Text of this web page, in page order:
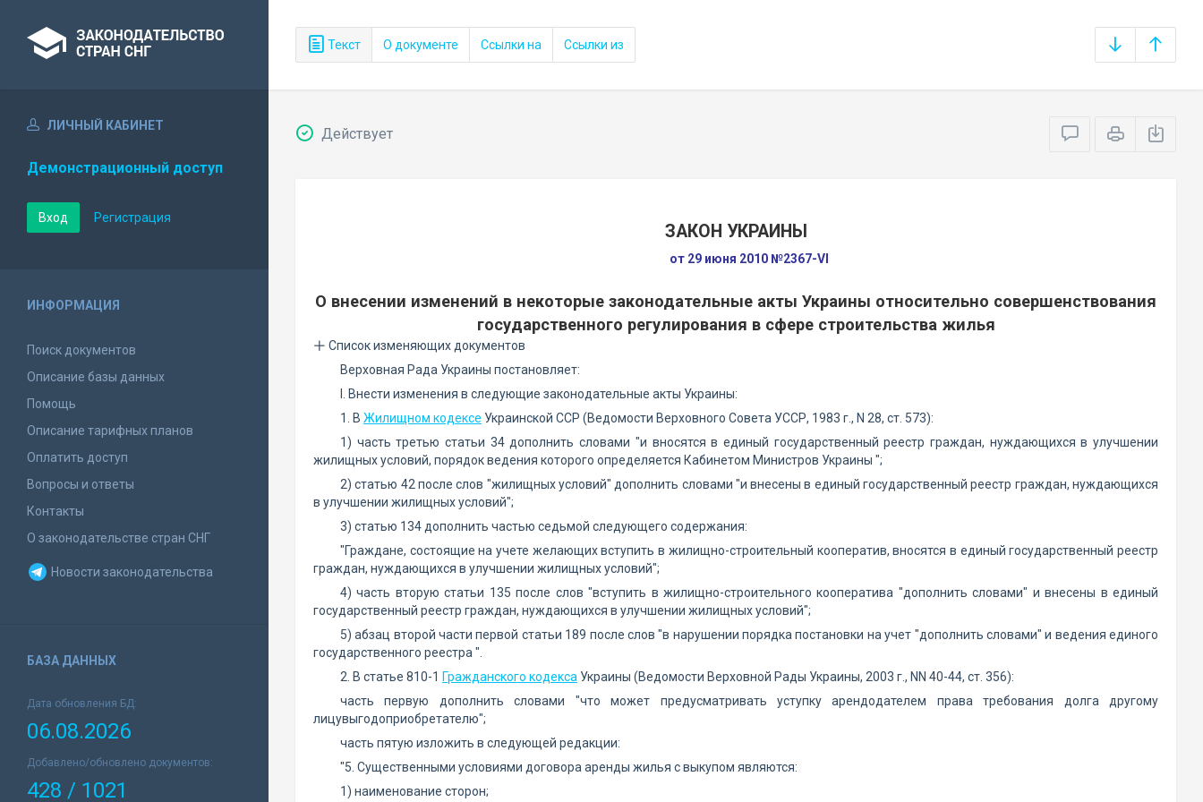
Текст О документе Ссылки на Ссылки из
ЛИЧНЫЙ КАБИНЕТ
Демонстрационный доступ
Вход Регистрация
ИНФОРМАЦИЯ
Поиск документов
Описание базы данных
Помощь
Описание тарифных планов
Оплатить доступ
Вопросы и ответы
Контакты
О законодательстве стран СНГ
Новости законодательства
БАЗА ДАННЫХ
Дата обновления БД:
06.08.2026
Добавлено/обновлено документов:
428 / 1021
Действует
ЗАКОН УКРАИНЫ
от 29 июня 2010 №2367-VI
О внесении изменений в некоторые законодательные акты Украины относительно совершенствования
государственного регулирования в сфере строительства жилья
Список изменяющих документов
Верховная Рада Украины постановляет:
I. Внести изменения в следующие законодательные акты Украины:
1. В Жилищном кодексе Украинской ССР (Ведомости Верховного Совета УССР, 1983 г., N 28, ст. 573):
1) часть третью статьи 34 дополнить словами "и вносятся в единый государственный реестр граждан, нуждающихся в улучшении
жилищных условий, порядок ведения которого определяется Кабинетом Министров Украины ";
2) статью 42 после слов "жилищных условий" дополнить словами "и внесены в единый государственный реестр граждан, нуждающихся
в улучшении жилищных условий";
3) статью 134 дополнить частью седьмой следующего содержания:
"Граждане, состоящие на учете желающих вступить в жилищно-строительный кооператив, вносятся в единый государственный реестр
граждан, нуждающихся в улучшении жилищных условий";
4) часть вторую статьи 135 после слов "вступить в жилищно-строительного кооператива "дополнить словами" и внесены в единый
государственный реестр граждан, нуждающихся в улучшении жилищных условий";
5) абзац второй части первой статьи 189 после слов "в нарушении порядка постановки на учет "дополнить словами" и ведения единого
государственного реестра ".
2. В статье 810-1 Гражданского кодекса Украины (Ведомости Верховной Рады Украины, 2003 г., NN 40-44, ст. 356):
часть первую дополнить словами "что может предусматривать уступку арендодателем права требования долга другому
лицувыгодоприобретателю";
часть пятую изложить в следующей редакции:
"5. Существенными условиями договора аренды жилья с выкупом являются:
1) наименование сторон;